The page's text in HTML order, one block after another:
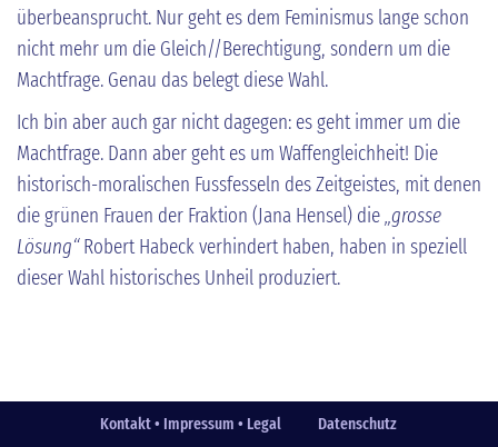
überbeansprucht. Nur geht es dem Feminismus lange schon
nicht mehr um die Gleich//Berechtigung, sondern um die
Machtfrage. Genau das belegt diese Wahl.
Ich bin aber auch gar nicht dagegen: es geht immer um die
Machtfrage. Dann aber geht es um Waffengleichheit! Die
historisch-moralischen Fussfesseln des Zeitgeistes, mit denen
die grünen Frauen der Fraktion (Jana Hensel) die„grosse
Lösung“Robert Habeck verhindert haben, haben in speziell
dieser Wahl historisches Unheil produziert.
Kontakt • Impressum • Legal Datenschutz